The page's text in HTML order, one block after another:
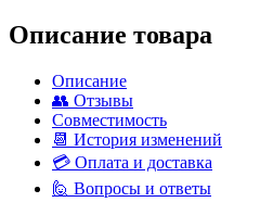
Описание товара
Описание
👥 Отзывы
Совместимость
📆 История изменений
💳 Оплата и доставка
🙋 Вопросы и ответы